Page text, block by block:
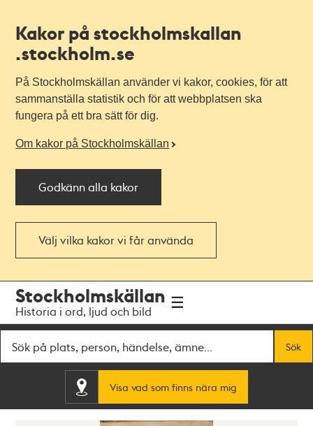
Kakor på stockholmskallan
.stockholm.se
På Stockholmskällan använder vi kakor, cookies, för att
sammanställa statistik och för att webbplatsen ska
fungera på ett bra sätt för dig.
Om kakor på Stockholmskällan
Godkänn alla kakor
Välj vilka kakor vi får använda
navigationen
huvudinnehållet
Stockholmskällan
Historia i ord, ljud och bild
Sök
Visa vad som finns nära mig